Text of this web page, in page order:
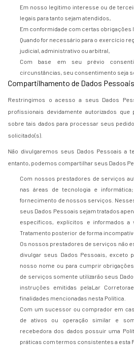
Em nosso legítimo interesse ou de
legais para tanto sejam atendidos,
Em conformidade com certas obrigações
Quando for necessário para o exercício
judicial, administrativo ou arbitral,
Com base em seu prévio
circunstâncias, seu consentimento seja
Compartilhamento de Dados Pessoais
Restringimos o acesso a seus Dados
profissionais devidamente autorizados
sobre tais dados para processar seus
solicitado(s).
Não divulgaremos seus Dados Pessoais a
entanto, podemos compartilhar seus Dados
Com nossos prestadores de serviços
nas áreas de tecnologia e
fornecimento de nossos serviços.
seus Dados Pessoais sejam tratados
específicos, explícitos e informados a
Tratamento posterior de forma
Os nossos prestadores de serviços não
divulgar seus Dados Pessoais, exceto
nosso nome ou para cumprir
de serviços somente utilizarão seus
instruções emitidas pelaLar
finalidades mencionadas nesta Política.
Com um sucessor ou comprador em
de ativos ou operação similar e
recebedora dos dados possuir uma
práticas com termos consistentes a esta